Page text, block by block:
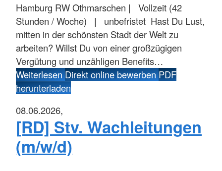
Hamburg RW Othmarschen | Vollzeit (42
Stunden / Woche) | unbefristet Hast Du Lust,
mitten in der schönsten Stadt der Welt zu
arbeiten? Willst Du von einer großzügigen
Vergütung und unzähligen Benefits…
WeiterlesenDirekt online bewerbenPDF
herunterladen
08.06.2026,
[RD] Stv. Wachleitungen
(m/w/d)